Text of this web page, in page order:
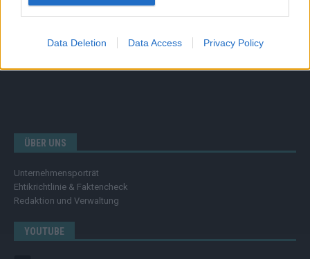
Data Deletion Data Access Privacy Policy
ÜBER UNS
Unternehmensporträt
Ehtikrichtlinie & Faktencheck
Redaktion und Verwaltung
YOUTUBE